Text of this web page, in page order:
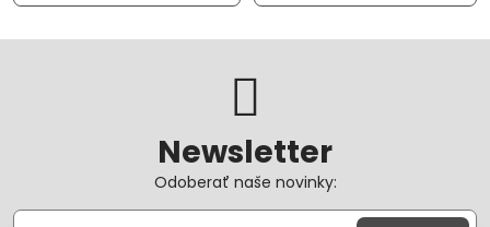
Newsletter
Odoberať naše novinky: